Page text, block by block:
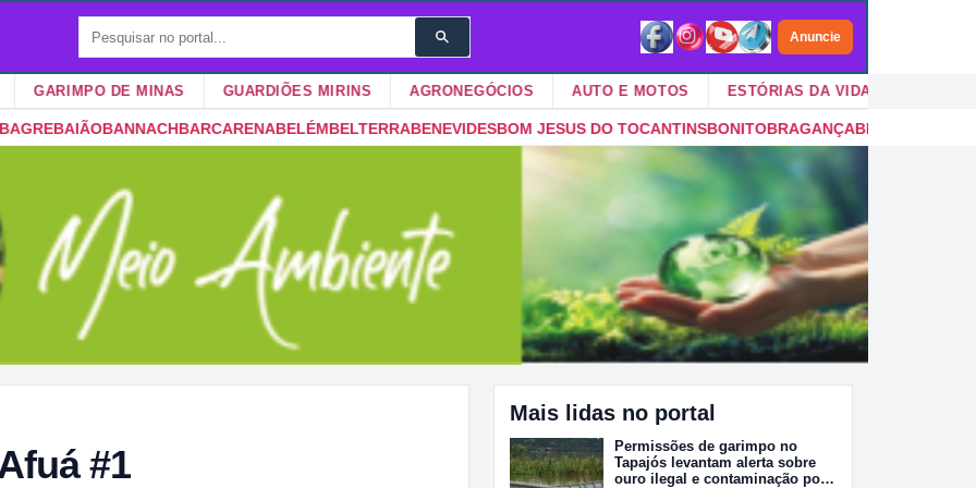
Anuncie
DE MINAS GUARDIÕES MIRINS AGRONEGÓCIOS AUTO E MOTOS ESTÓRIAS DA VIDA VIDA NO
BELÉMBELTERRABENEVIDESBOM JESUS DO TOCANTINSBONITOBRAGANÇABRASIL NOVOBREJO GRANDE DO
#1
Mais lidas no portal
Permissões de garimpo no
Tapajós levantam alerta sobre
ouro ilegal e contaminação por